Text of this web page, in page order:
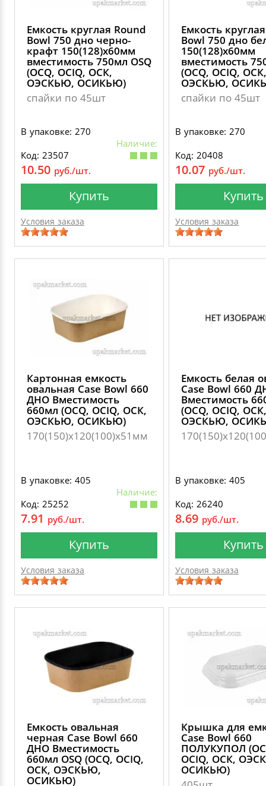
Емкость круглая Round
Bowl 750 дно черно-
крафт 150(128)х60мм
вместимость 750мл OSQ
(OCQ, OCIQ, ОСК,
ОЭСКЬЮ, ОСИКЬЮ)
спайки по 45шт
В упаковке: 270
Наличие:
Код: 23507
10.50 руб./шт.
Купить
Условия заказа
Емкость
Bowl 750 дно
150(128)х60мм
вместимость
(OCQ, OCIQ, ОСК,
ОЭСКЬЮ,
спайки по 45шт
В упаковке: 270
Код: 20408
10.07 руб./шт.
Купить
Условия заказа
Картонная емкость
овальная Case Bowl 660
ДНО Вместимость
660мл (OCQ, OCIQ, ОСК,
ОЭСКЬЮ, ОСИКЬЮ)
170(150)х120(100)x51мм
В упаковке: 405
Наличие:
Код: 25252
7.91 руб./шт.
Купить
Условия заказа
Емкость белая
Case Bowl 660
Вместимость
(OCQ, OCIQ, ОСК,
ОЭСКЬЮ,
В упаковке: 405
Код: 26240
8.69 руб./шт.
Купить
Условия заказа
Емкость овальная
черная Case Bowl 660
ДНО Вместимость
660мл OSQ (OCQ, OCIQ,
ОСК, ОЭСКЬЮ,
ОСИКЬЮ)
Крышка для
Case Bowl 660
ПОЛУКУПОЛ
OCIQ, ОСК,
ОСИКЬЮ)